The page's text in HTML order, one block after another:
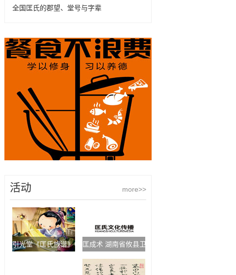
全国匡氏的郡望、堂号与字辈
more>>
活动
引光堂《匡氏族谱》中的匡衡传略匡成术 湖南省攸县卫生局局长